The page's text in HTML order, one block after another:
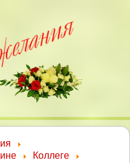
Коллеге